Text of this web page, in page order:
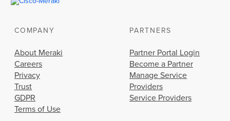
COMPANY
About Meraki
Careers
Privacy
Trust
GDPR
Terms of Use
PARTNERS
Partner Portal Login
Become a Partner
Manage Service
Providers
Service Providers